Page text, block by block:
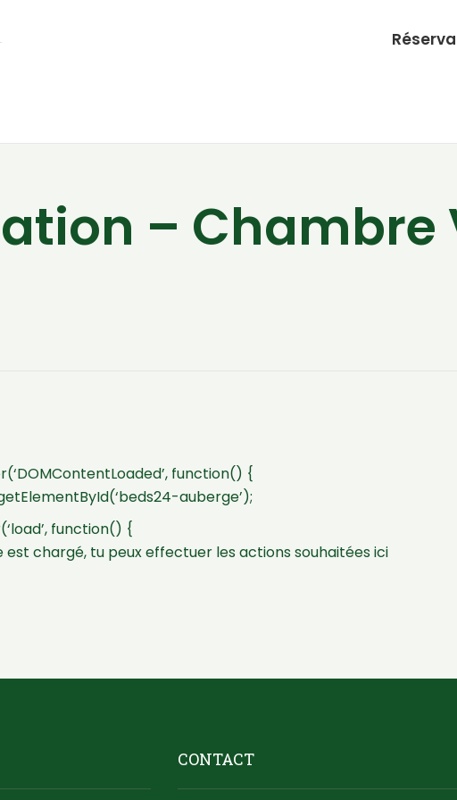
– Chambre
function() {
auberge’);
function() {
est chargé, tu peux effectuer les actions souhaitées ici
CONTACT